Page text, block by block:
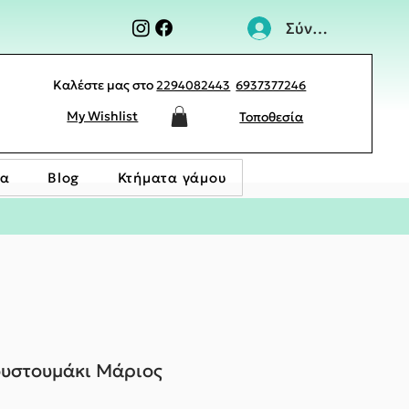
Σύνδεση
Καλέστε μας στο2294082443 6937377246
My Wishlist Τοποθεσία
Blog Κτήματα γάμου
Μάριος